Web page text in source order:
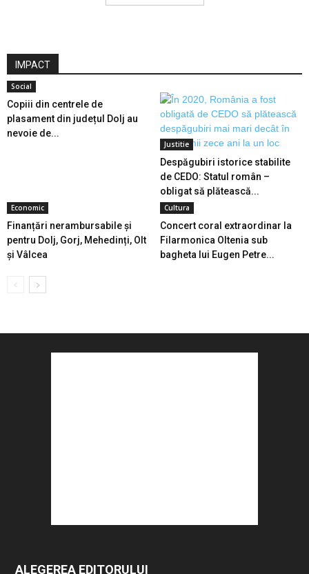
IMPACT
Social
Copiii din centrele de
plasament din județul Dolj au
nevoie de...
Justitie
Despăgubiri istorice stabilite
de CEDO: Statul român –
obligat să plătească...
Economic
Finanțări nerambursabile și
pentru Dolj, Gorj, Mehedinți, Olt
și Vâlcea
Cultura
Concert coral extraordinar la
Filarmonica Oltenia sub
bagheta lui Eugen Petre...
ALEGEREA EDITORULUI